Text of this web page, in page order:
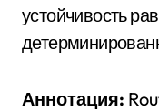
устойчивость
Аннотация: